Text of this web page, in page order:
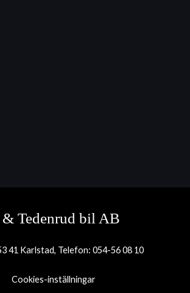
Tedenrud bil AB
41 Karlstad, Telefon: 054-56 08 10
Cookies-inställningar